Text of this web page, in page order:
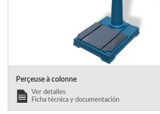
Perçeuse à colonne
Ver detalles
Ficha técnica y documentación